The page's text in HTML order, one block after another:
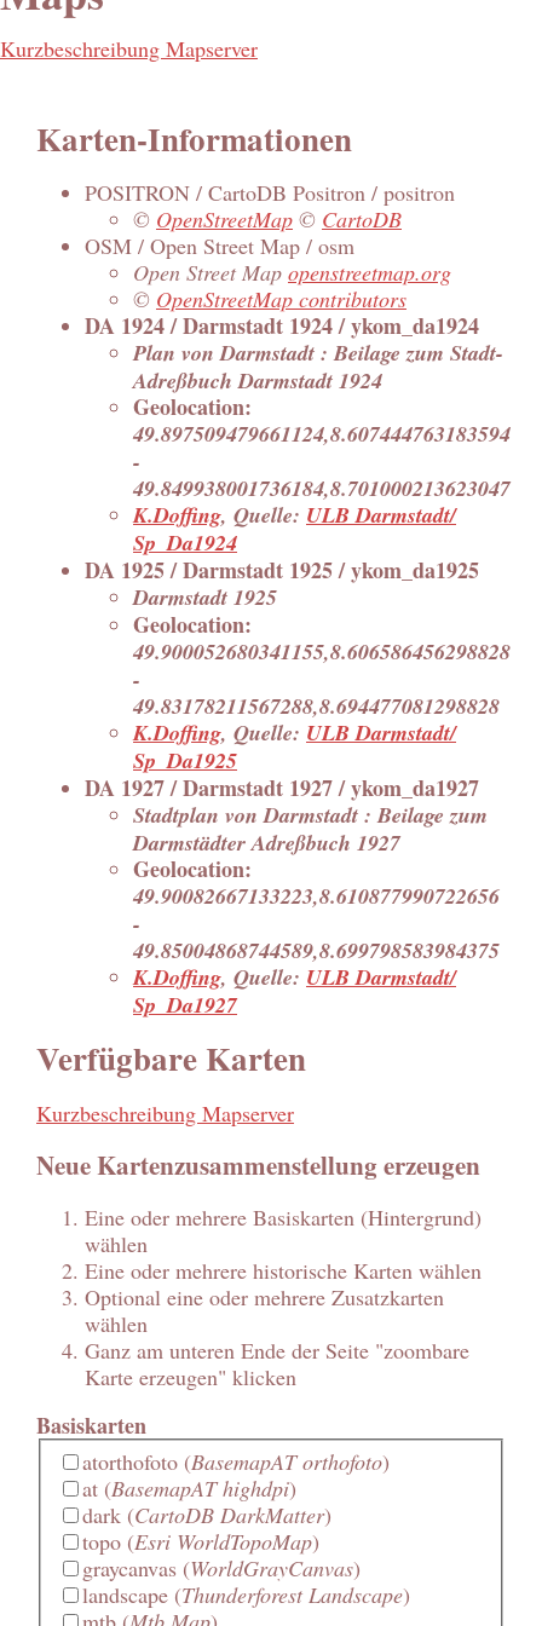
Kurzbeschreibung Mapserver
Karten-Informationen
POSITRON / CartoDB Positron / positron
© OpenStreetMap © CartoDB
OSM / Open Street Map / osm
Open Street Map openstreetmap.org
© OpenStreetMap contributors
DA 1924 / Darmstadt 1924 / ykom_da1924
Plan von Darmstadt : Beilage zum Stadt-
Adreßbuch Darmstadt 1924
Geolocation:
49.897509479661124,8.607444763183594
-
49.849938001736184,8.701000213623047
K.Doffing, Quelle: ULB Darmstadt/
Sp_Da1924
DA 1925 / Darmstadt 1925 / ykom_da1925
Darmstadt 1925
Geolocation:
49.900052680341155,8.606586456298828
-
49.83178211567288,8.694477081298828
K.Doffing, Quelle: ULB Darmstadt/
Sp_Da1925
DA 1927 / Darmstadt 1927 / ykom_da1927
Stadtplan von Darmstadt : Beilage zum
Darmstädter Adreßbuch 1927
Geolocation:
49.90082667133223,8.610877990722656
-
49.85004868744589,8.699798583984375
K.Doffing, Quelle: ULB Darmstadt/
Sp_Da1927
Verfügbare Karten
Kurzbeschreibung Mapserver
Neue Kartenzusammenstellung erzeugen
Eine oder mehrere Basiskarten (Hintergrund)
wählen
Eine oder mehrere historische Karten wählen
Optional eine oder mehrere Zusatzkarten
wählen
Ganz am unteren Ende der Seite "zoombare
Karte erzeugen" klicken
Basiskarten
atorthofoto(BasemapAT orthofoto)
at(BasemapAT highdpi)
dark(CartoDB DarkMatter)
topo(Esri WorldTopoMap)
graycanvas(WorldGrayCanvas)
landscape(Thunderforest Landscape)